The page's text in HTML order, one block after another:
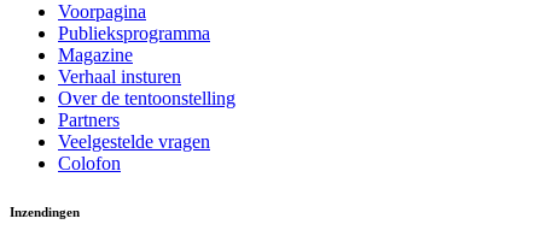
Voorpagina
Publieksprogramma
Magazine
Verhaal insturen
Over de tentoonstelling
Partners
Veelgestelde vragen
Colofon
Inzendingen